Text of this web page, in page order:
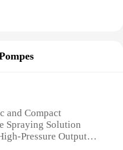
and Compact
Spraying Solution
Pressure Output